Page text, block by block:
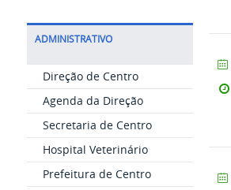
ADMINISTRATIVO
Direção de Centro
Agenda da Direção
Secretaria de Centro
Hospital Veterinário
Prefeitura de Centro